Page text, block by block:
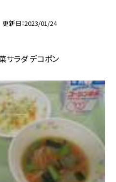
更新日 2023/01/24
サラダ デコポン